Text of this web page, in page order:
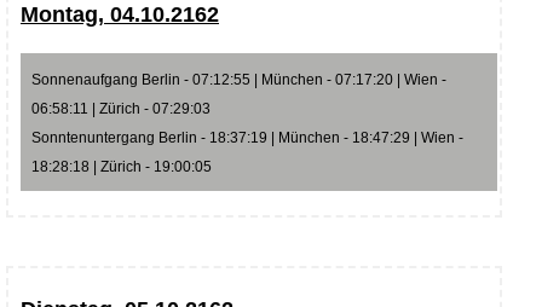
Montag, 04.10.2162
Sonnenaufgang Berlin - 07:12:55 | München - 07:17:20 | Wien -
06:58:11 | Zürich - 07:29:03
Sonntenuntergang Berlin - 18:37:19 | München - 18:47:29 | Wien -
18:28:18 | Zürich - 19:00:05